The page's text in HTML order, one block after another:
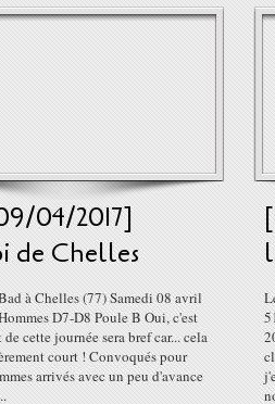
04/2017]
de Chelles
à Chelles (77) Samedi 08 avril
D7-D8 Poule B Oui, c'est
cette journée sera bref car... cela
court ! Convoqués pour
arrivés avec un peu d'avance